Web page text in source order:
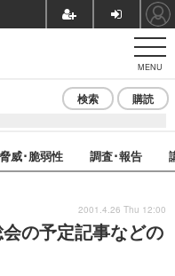
MENU
検索 購読
脅威･脆弱性 調査･報告
の予定記事などの
2001.4.26 Thu 12:00